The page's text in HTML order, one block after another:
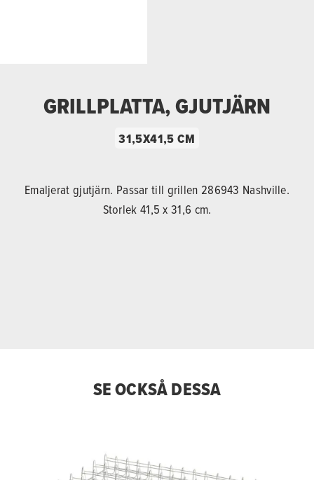
GRILLPLATTA, GJUTJÄRN
31,5X41,5 CM
Emaljerat gjutjärn. Passar till grillen 286943 Nashville.
Storlek 41,5 x 31,6 cm.
SE OCKSÅ DESSA